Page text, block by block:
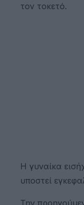
τον τοκετό.
Η γυναίκα
υποστεί
Την